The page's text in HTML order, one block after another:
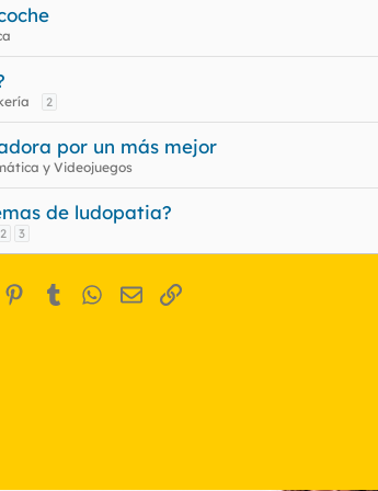
2
por un más mejor
y Videojuegos
de ludopatia?
2 3
Pinterest
Tumblr WhatsApp
EmailEnlace